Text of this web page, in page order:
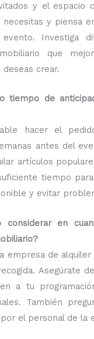
y el espacio
y piensa
Investiga
que
crear.
tiempo de
hacer el
antes del
artículos
tiempo
y evitar
considerar en
empresa de
Asegúrate
a tu
También
el personal de la